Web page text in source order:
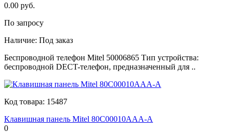
0.00 руб.
По запросу
Наличие: Под заказ
Беспроводной телефон Мitеl 50006865 Тип устройства:
беспроводной DECT-телефон, предназначенный для ..
Код товара: 15487
Клавишная панель Мitеl 80C00010AAA-A
0